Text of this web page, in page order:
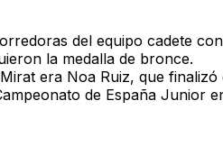
del equipo cadete
la medalla de bronce.
era Noa Ruiz, que
de España Junior